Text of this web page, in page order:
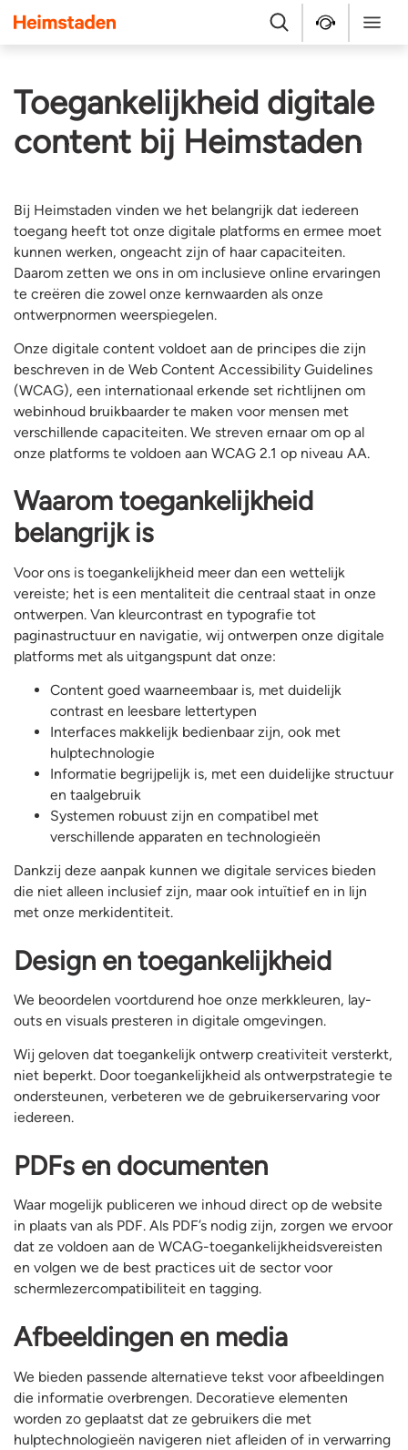
Heimstaden
Zoek Service &Menu
Toegankelijkheid digitale
content bij Heimstaden
Bij Heimstaden vinden we het belangrijk dat iedereen
toegang heeft tot onze digitale platforms en ermee moet
kunnen werken, ongeacht zijn of haar capaciteiten.
Daarom zetten we ons in om inclusieve online ervaringen
te creëren die zowel onze kernwaarden als onze
ontwerpnormen weerspiegelen.
Onze digitale content voldoet aan de principes die zijn
beschreven in de Web Content Accessibility Guidelines
(WCAG), een internationaal erkende set richtlijnen om
webinhoud bruikbaarder te maken voor mensen met
verschillende capaciteiten. We streven ernaar om op al
onze platforms te voldoen aan WCAG 2.1 op niveau AA.
Waarom toegankelijkheid
belangrijk is
Voor ons is toegankelijkheid meer dan een wettelijk
vereiste; het is een mentaliteit die centraal staat in onze
ontwerpen. Van kleurcontrast en typografie tot
paginastructuur en navigatie, wij ontwerpen onze digitale
platforms met als uitgangspunt dat onze:
Content goed waarneembaar is, met duidelijk
contrast en leesbare lettertypen
Interfaces makkelijk bedienbaar zijn, ook met
hulptechnologie
Informatie begrijpelijk is, met een duidelijke structuur
en taalgebruik
Systemen robuust zijn en compatibel met
verschillende apparaten en technologieën
Dankzij deze aanpak kunnen we digitale services bieden
die niet alleen inclusief zijn, maar ook intuïtief en in lijn
met onze merkidentiteit.
Design en toegankelijkheid
We beoordelen voortdurend hoe onze merkkleuren, lay-
outs en visuals presteren in digitale omgevingen.
Wij geloven dat toegankelijk ontwerp creativiteit versterkt,
niet beperkt. Door toegankelijkheid als ontwerpstrategie te
ondersteunen, verbeteren we de gebruikerservaring voor
iedereen.
PDFs en documenten
Waar mogelijk publiceren we inhoud direct op de website
in plaats van als PDF. Als PDF’s nodig zijn, zorgen we ervoor
dat ze voldoen aan de WCAG-toegankelijkheidsvereisten
en volgen we de best practices uit de sector voor
schermlezercompatibiliteit en tagging.
Afbeeldingen en media
We bieden passende alternatieve tekst voor afbeeldingen
die informatie overbrengen. Decoratieve elementen
worden zo geplaatst dat ze gebruikers die met
hulptechnologieën navigeren niet afleiden of in verwarring